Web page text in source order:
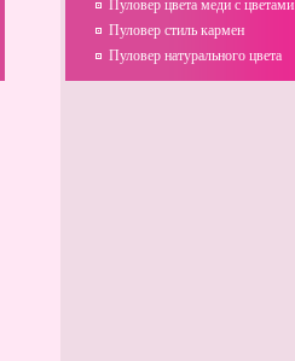
Пуловер цвета меди с цветами
Пуловер стиль кармен
Пуловер натурального цвета